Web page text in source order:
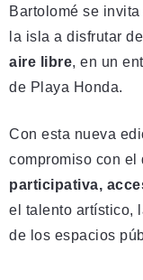
Bartolomé se
la isla a disfrutar
aire libre, en un
de Playa Honda.
Con esta nueva
compromiso con el
participativa,
el talento artístico,
de los espacios